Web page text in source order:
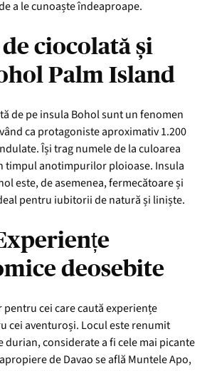
a le cunoaște îndeaproape.
ciocolată și
Palm Island
de pe insula Bohol sunt un fenomen
ca protagoniste aproximativ 1.200
Își trag numele de la culoarea
timpul anotimpurilor ploioase. Insula
este, de asemenea, fermecătoare și
pentru iubitorii de natură și liniște.
deosebite
pentru cei care caută experiențe
cei aventuroși. Locul este renumit
durian, considerate a fi cele mai picante
de Davao se află Muntele Apo,